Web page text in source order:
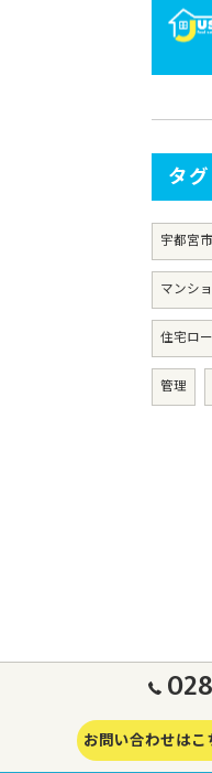
タグ
宇都宮市
マンシ
住宅ロ
管理
お問い合わせはこ